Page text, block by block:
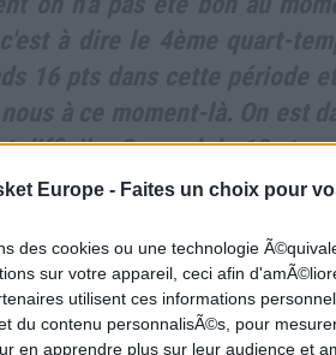
Europe - Faites un choix pour
des cookies ou une technologie
sur votre appareil, ceci afin
utilisent ces informations
du contenu personnalisÃ©s, pour
en apprendre plus sur leur audience et
difficile. On perd de 13 pts
la difficulté, on reste
abattu ! Il y a beaucoup
équipe-là et on n'est plus
peut-être permettre